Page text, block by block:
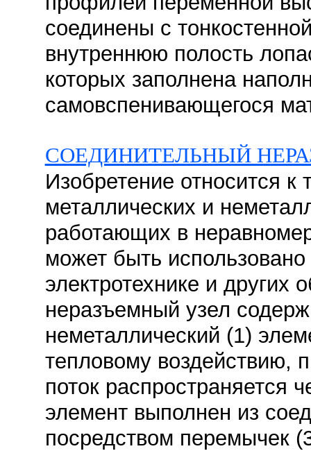
соединены с
внутреннюю полость
которых заполнена
самовспенивающегося
СОЕДИНИТЕЛЬНЫЙ
Изобретение относится к
металлических и
работающих в
может быть использовано
электротехнике и других
неразъемный узел
неметаллический (1)
тепловому воздействию,
поток распространяется
элемент выполнен из
посредством перемычек